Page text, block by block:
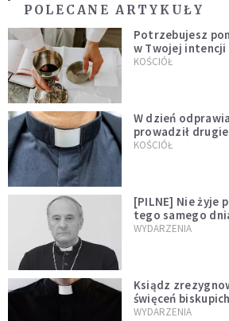
POLECANE ARTYKUŁY
Potrzebujesz
w Twojej intencji
KOŚCIÓŁ
W dzień
prowadził
kazał mu opuścić
KOŚCIÓŁ
[PILNE] Nie żyje
tego samego
sprawował Mszę
WYDARZENIA
Ksiądz
święceń
niegodny"
WYDARZENIA